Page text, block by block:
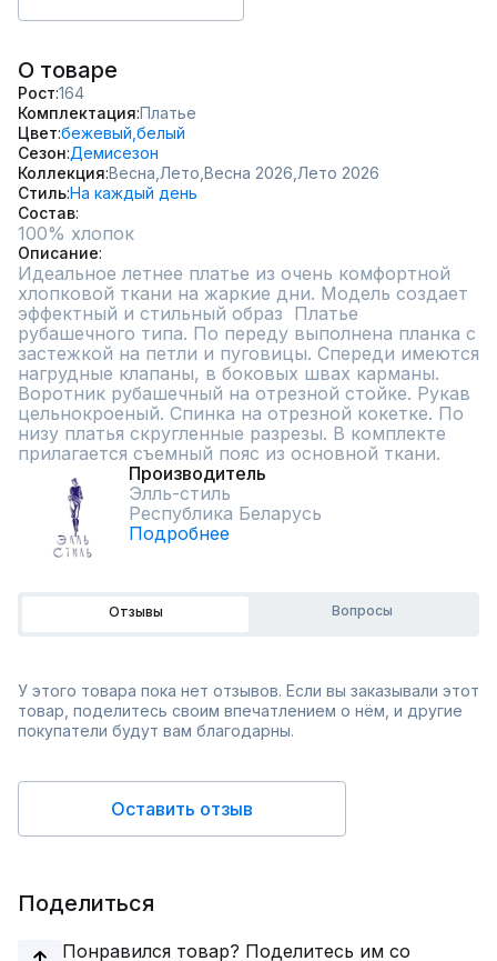
О товаре
Рост 164
Комплектация Платье
Цвет бежевый, белый
Сезон Демисезон
Коллекция Весна, Лето, Весна 2026, Лето 2026
СтильНа каждый день
Состав
100% хлопок
Описание
Идеальное летнее платье из очень комфортной
хлопковой ткани на жаркие дни. Модель создает
эффектный и стильный образ  Платье
рубашечного типа. По переду выполнена планка с
застежкой на петли и пуговицы. Спереди имеются
нагрудные клапаны, в боковых швах карманы.
Воротник рубашечный на отрезной стойке. Рукав
цельнокроеный. Спинка на отрезной кокетке. По
низу платья скругленные разрезы. В комплекте
прилагается съемный пояс из основной ткани.
Производитель
Элль-стиль
Республика Беларусь
Подробнее
Отзывы Вопросы
У этого товара пока нет отзывов. Если вы заказывали этот
товар, поделитесь своим впечатлением о нём, и другие
покупатели будут вам благодарны.
Оставить отзыв
Поделиться
Понравился товар? Поделитесь им со